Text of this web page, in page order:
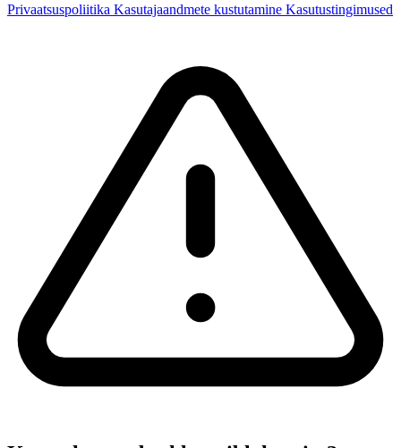
Privaatsuspoliitika Kasutajaandmete kustutamine Kasutustingimused